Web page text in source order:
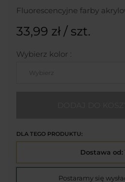
Fluorescencyjne farby
33,99 zł / szt.
Wybierz kolor :
Wybierz
DLA TEGO PRODUKTU:
Dostawa od:
Postaramy się